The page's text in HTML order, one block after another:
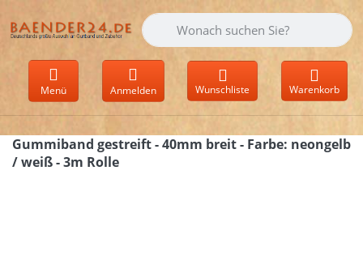
Geben Sie einen Suchbegriff ein.
Menü Anmelden Wunschliste Warenkorb
Gummiband gestreift - 40mm breit - Farbe: neongelb
/ weiß - 3m Rolle